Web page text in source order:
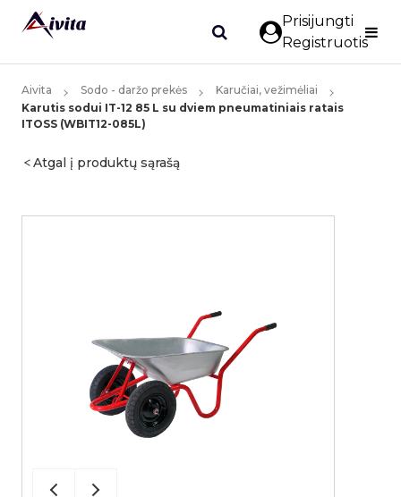
Prisijungti
Registruotis
Aivita Sodo - daržo prekės
Karučiai, vežimėliai
Karutis sodui IT-12 85 L su dviem pneumatiniais ratais
ITOSS (WBIT12-085L)
Atgal į produktų sąrašą